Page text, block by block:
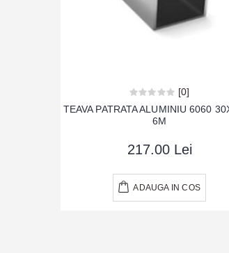
[0]
TEAVA PATRATA ALUMINIU 6060
6M
217.00 Lei
ADAUGA IN COS